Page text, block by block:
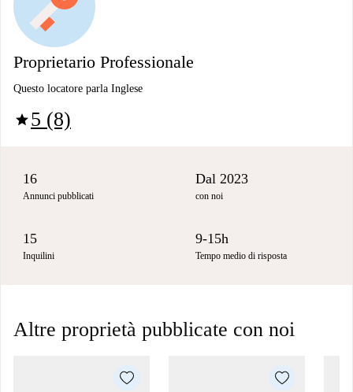
Proprietario Professionale
Questo locatore parla Inglese
star5 (8)
16
Annunci pubblicati
Dal 2023
con noi
15
Inquilini
9-15h
Tempo medio di risposta
Altre proprietà pubblicate con noi